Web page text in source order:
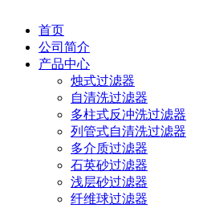
首页
公司简介
产品中心
烛式过滤器
自清洗过滤器
多柱式反冲洗过滤器
列管式自清洗过滤器
多介质过滤器
石英砂过滤器
浅层砂过滤器
纤维球过滤器